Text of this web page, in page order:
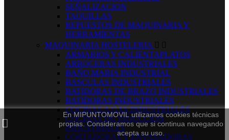
En MIPUNTOMOVIL utilizamos cookies técnicas
propias. Consideramos que si continua navegando
acepta su uso.
SEÑALIZACION
TAQUILLAS
REPUESTOS DE MAQUINARIA Y
HERRAMIENTAS
MAQUINARIA HOSTELERIA  
ARMARIOS Y CALIENTAPLATOS
ARROCERAS INDUSTRIALES
BAÑO MARIA INDUSTRIAL
BASCULAS INDUSTRIALES
BATIDORAS DE BRAZO INDUSTRIALES
BATIDORAS INDUSTRIALES
COCINAS A GAS INDUSTRIALES
COCINAS DE INDUCCION
INDUSTRIALES
CORTADORAS Y ENVASADORAS